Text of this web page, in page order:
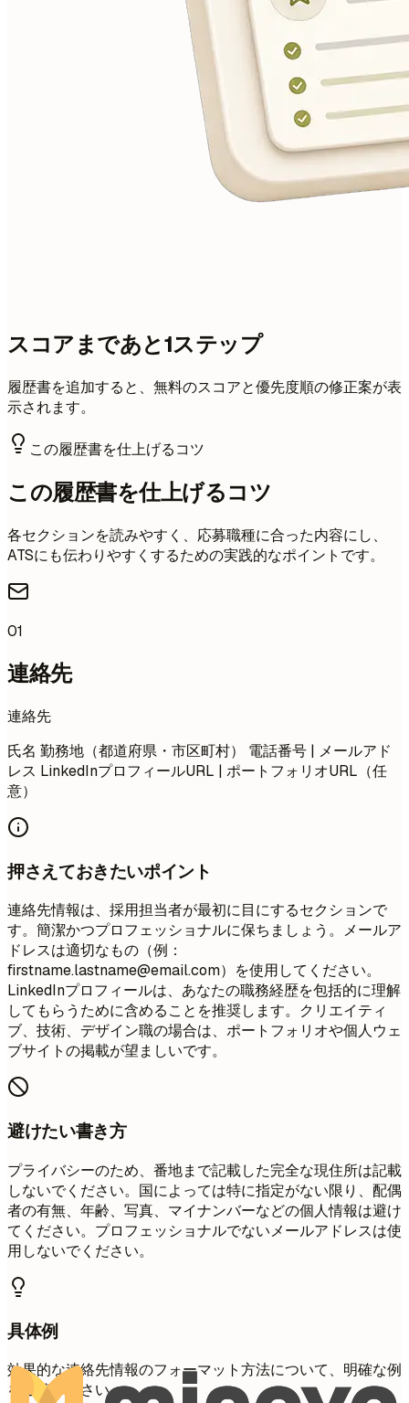
スコアまであと1ステップ
履歴書を追加すると、無料のスコアと優先度順の修正案が表
示されます。
この履歴書を仕上げるコツ
この履歴書を仕上げるコツ
各セクションを読みやすく、応募職種に合った内容にし、
ATSにも伝わりやすくするための実践的なポイントです。
01
連絡先
連絡先
氏名 勤務地（都道府県・市区町村） 電話番号 | メールアド
レス LinkedInプロフィールURL | ポートフォリオURL（任
意）
押さえておきたいポイント
連絡先情報は、採用担当者が最初に目にするセクションで
す。簡潔かつプロフェッショナルに保ちましょう。メールア
ドレスは適切なもの（例：
firstname.lastname@email.com）を使用してください。
LinkedInプロフィールは、あなたの職務経歴を包括的に理解
してもらうために含めることを推奨します。クリエイティ
ブ、技術、デザイン職の場合は、ポートフォリオや個人ウェ
ブサイトの掲載が望ましいです。
避けたい書き方
プライバシーのため、番地まで記載した完全な現住所は記載
しないでください。国によっては特に指定がない限り、配偶
者の有無、年齢、写真、マイナンバーなどの個人情報は避け
てください。プロフェッショナルでないメールアドレスは使
用しないでください。
具体例
効果的な連絡先情報のフォーマット方法について、明確な例
をご覧ください。